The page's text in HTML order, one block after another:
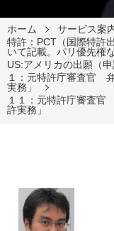
ホーム サービス案
特許：PCT（国際特許
いて記載。パリ優先権
US:アメリカの出願（
１：元特許庁審査官
実務」
１１：元特許庁審査
許実務」